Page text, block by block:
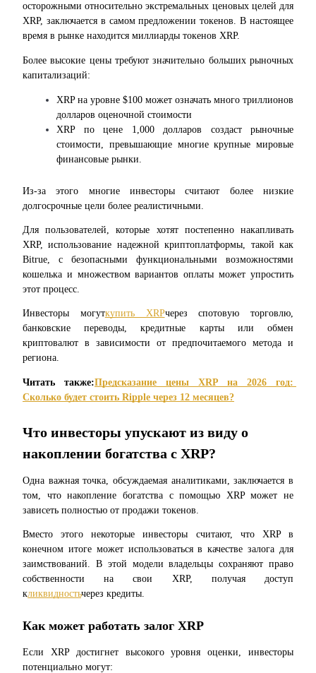
Партнеры Bitrue
До 65% комиссии!
Реферал
BTC Welcome Rewards
BTC Welcome Rewards
Deposit & Trade BTC to Share 25000 USDT prize pool!
осторожными относительно экстремальных ценовых целей для
XRP, заключается в самом предложении токенов. В настоящее
время в рынке находится миллиарды токенов XRP.
Более высокие цены требуют значительно больших рыночных
капитализаций:
XRP на уровне $100 может означать много триллионов
долларов оценочной стоимости
XRP по цене 1,000 долларов создаст рыночные
стоимости, превышающие многие крупные мировые
финансовые рынки.
Из-за этого многие инвесторы считают более низкие
долгосрочные цели более реалистичными.
Для пользователей, которые хотят постепенно накапливать
XRP, использование надежной криптоплатформы, такой как
Bitrue, с безопасными функциональными возможностями
кошелька и множеством вариантов оплаты может упростить
этот процесс.
Инвесторы могуткупить XRPчерез спотовую торговлю,
банковские переводы, кредитные карты или обмен
криптовалют в зависимости от предпочитаемого метода и
региона.
Читать также:Предсказание цены XRP на 2026 год:
Сколько будет стоить Ripple через 12 месяцев?
Что инвесторы упускают из виду о
накоплении богатства с XRP?
Одна важная точка, обсуждаемая аналитиками, заключается в
том, что накопление богатства с помощью XRP может не
зависеть полностью от продажи токенов.
Вместо этого некоторые инвесторы считают, что XRP в
конечном итоге может использоваться в качестве залога для
заимствований. В этой модели владельцы сохраняют право
собственности на свои XRP, получая доступ
кликвидностьчерез кредиты.
Как может работать залог XRP
Если XRP достигнет высокого уровня оценки, инвесторы
потенциально могут: